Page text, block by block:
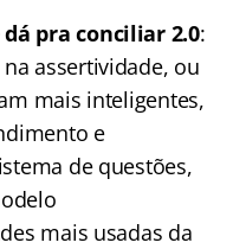
dá pra conciliar 2.0:
assertividade, ou
mais inteligentes,
e
de questões,
mais usadas da